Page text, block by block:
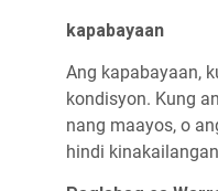
kapabayaan
Ang kapabayaan,
kondisyon. Kung
nang maayos, o
hindi